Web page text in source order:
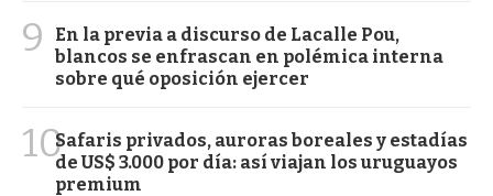
9
En la previa a discurso de Lacalle Pou,
blancos se enfrascan en polémica interna
sobre qué oposición ejercer
10Safaris privados, auroras boreales y estadías
de US$ 3.000 por día: así viajan los uruguayos
premium